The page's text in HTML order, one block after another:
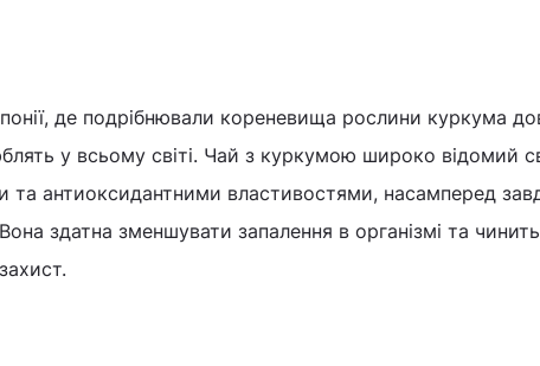
де подрібнювали кореневища рослини куркума
у всьому світі. Чай з куркумою широко відомий
та антиоксидантними властивостями, насамперед
здатна зменшувати запалення в організмі та чинить